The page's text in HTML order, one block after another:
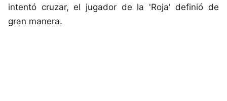
intentó cruzar, el jugador de la 'Roja' definió de
gran manera.